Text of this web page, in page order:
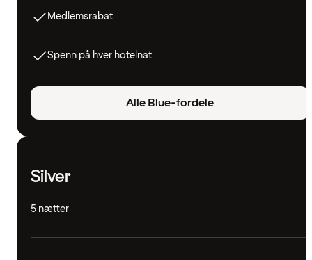
Medlemsrabat
Spenn på hver hotelnat
Alle Blue-fordele
Silver
5 nætter